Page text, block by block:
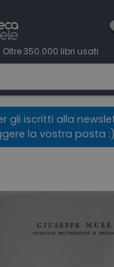
Oltre 350.000 libri usati
gli iscritti alla
la vostra posta :)